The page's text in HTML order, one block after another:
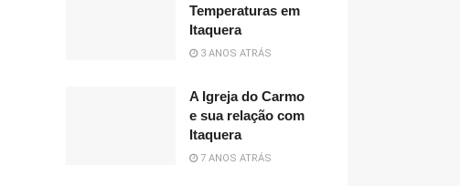
Temperaturas em
Itaquera
3 ANOS ATRÁS
A Igreja do Carmo
e sua relação com
Itaquera
7 ANOS ATRÁS